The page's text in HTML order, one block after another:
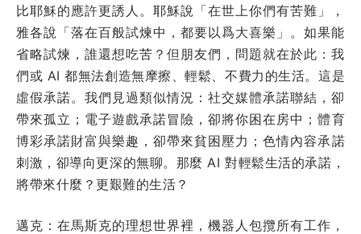
比耶穌的應許更誘人。耶穌說「在世上你們有苦難」，
雅各說「落在百般試煉中，都要以爲大喜樂」。如果能
省略試煉，誰還想吃苦？但朋友們，問題就在於此：我
們或 AI 都無法創造無摩擦、輕鬆、不費力的生活。這是
虛假承諾。我們見過類似情況：社交媒體承諾聯結，卻
帶來孤立；電子遊戲承諾冒險，卻將你困在房中；體育
博彩承諾財富與樂趣，卻帶來貧困壓力；色情內容承諾
刺激，卻導向更深的無聊。那麼 AI 對輕鬆生活的承諾，
將帶來什麼？更艱難的生活？
邁克：在馬斯克的理想世界裡，機器人包攬所有工作，